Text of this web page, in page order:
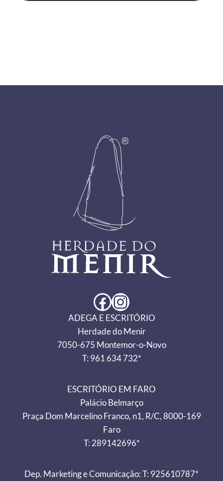
Facebook Instagram
ADEGA E ESCRITÓRIO
Herdade do Menir
7050-675 Montemor-o-Novo
T: 961 634 732*
ESCRITÓRIO EM FARO
Palácio Belmarço
Praça Dom Marcelino Franco, n1, R/C, 8000-169
Faro
T: 289142696*
Dep. Marketing e Comunicação: T: 925610787*